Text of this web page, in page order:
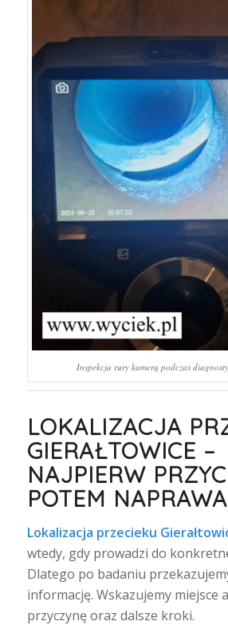
Inspekcja rury kamerą podczas
LOKALIZACJA
GIERAŁTOWICE –
NAJPIERW
POTEM NAPRAWA
Lokalizacja przecieku
wtedy, gdy prowadzi do
Dlatego po badaniu
informację. Wskazujemy miejsce
przyczynę oraz dalsze kroki.